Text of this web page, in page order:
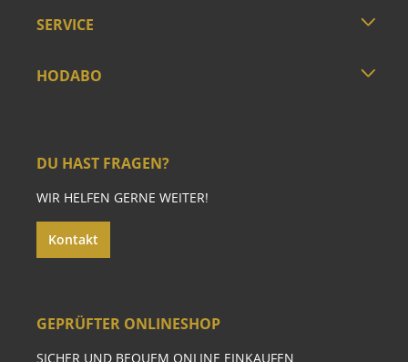
SERVICE
HODABO
DU HAST FRAGEN?
WIR HELFEN GERNE WEITER!
Kontakt
GEPRÜFTER ONLINESHOP
SICHER UND BEQUEM ONLINE EINKAUFEN.